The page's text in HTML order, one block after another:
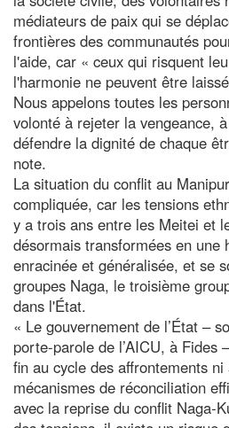
médiateurs de paix qui se
frontières des communautés
l'aide, car « ceux qui risquent
l'harmonie ne peuvent être
Nous appelons toutes les
volonté à rejeter la vengeance,
défendre la dignité de chaque
note.
La situation du conflit au
compliquée, car les tensions
y a trois ans entre les Meitei et
désormais transformées en une
enracinée et généralisée, et se
groupes Naga, le troisième
dans l'État.
« Le gouvernement de l’État –
porte-parole de l’AICU, à Fides
fin au cycle des affrontements
mécanismes de réconciliation
avec la reprise du conflit Naga-